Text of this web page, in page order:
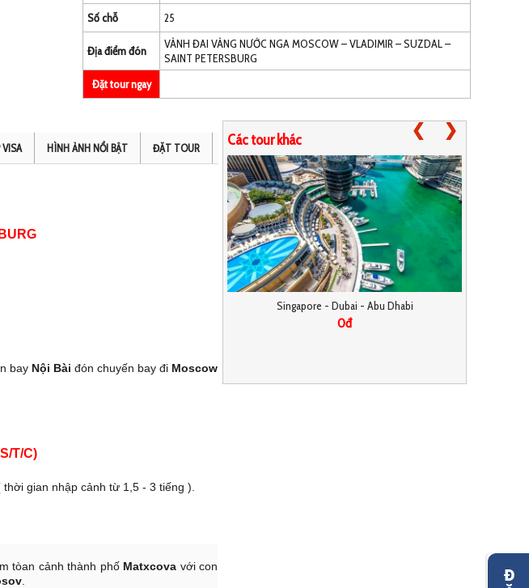
Số chỗ
25
Địa điểm đón
VÀNH ĐAI VÀNG NƯỚC NGA MOSCOW – VLADIMIR – SUZDAL –
SAINT PETERSBURG
Đặt tour ngay
HÌNH ẢNH NỔI BẬT ĐẶT TOUR
bay Nội Bài đón chuyến bay đi Moscow
gian nhập cảnh từ 1,5 - 3 tiếng ).
tòan cảnh thành phố Matxcova với con
Các tour khác
Singapore - Dubai - Abu Dhabi
0đ